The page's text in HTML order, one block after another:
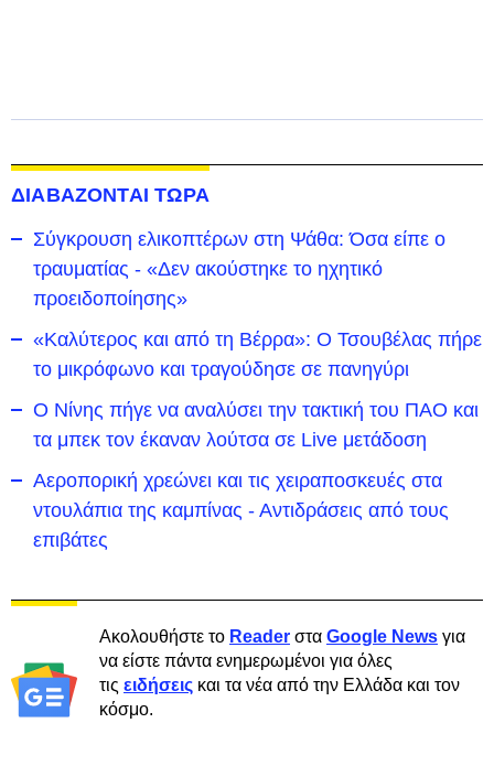
ΔΙΑΒΑΖΟΝΤΑΙ ΤΩΡΑ
Σύγκρουση ελικοπτέρων στη Ψάθα: Όσα είπε ο
τραυματίας - «Δεν ακούστηκε το ηχητικό
προειδοποίησης»
«Καλύτερος και από τη Βέρρα»: Ο Τσουβέλας πήρε
το μικρόφωνο και τραγούδησε σε πανηγύρι
Ο Νίνης πήγε να αναλύσει την τακτική του ΠΑΟ και
τα μπεκ τον έκαναν λούτσα σε Live μετάδοση
Αεροπορική χρεώνει και τις χειραποσκευές στα
ντουλάπια της καμπίνας - Αντιδράσεις από τους
επιβάτες
Ακολουθήστε το Reader στα Google News για
να είστε πάντα ενημερωμένοι για όλες
τις ειδήσεις και τα νέα από την Ελλάδα και τον
κόσμο.